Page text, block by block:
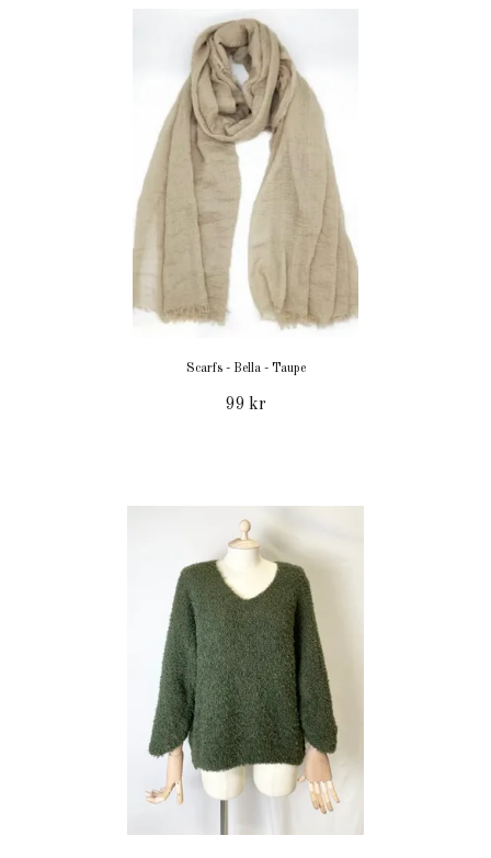
Scarfs - Bella - Taupe
99 kr